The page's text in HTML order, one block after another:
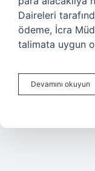
Daireleri
ödeme, İcra
talimata uygun
Devamını okuyun